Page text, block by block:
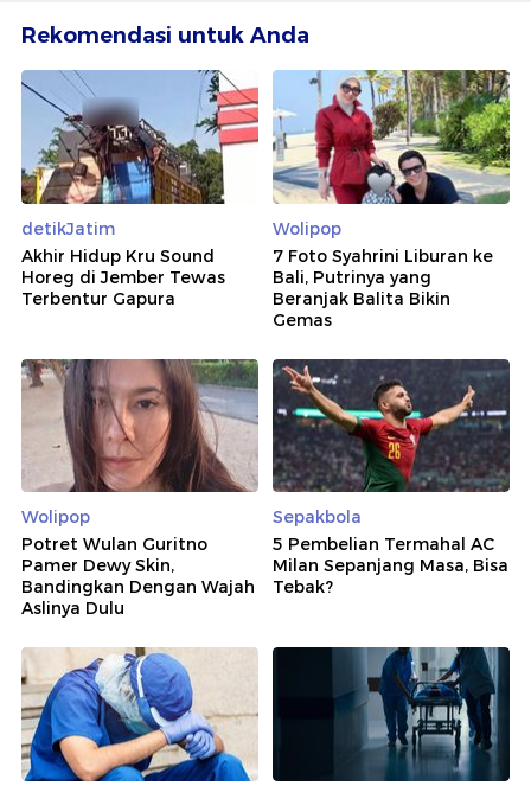
Rekomendasi untuk Anda
detikJatim
Akhir Hidup Kru Sound
Horeg di Jember Tewas
Terbentur Gapura
Wolipop
7 Foto Syahrini Liburan ke
Bali, Putrinya yang
Beranjak Balita Bikin
Gemas
Wolipop
Potret Wulan Guritno
Pamer Dewy Skin,
Bandingkan Dengan Wajah
Aslinya Dulu
Sepakbola
5 Pembelian Termahal AC
Milan Sepanjang Masa, Bisa
Tebak?